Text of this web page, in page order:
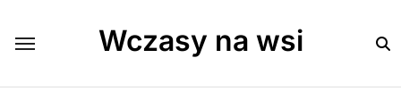
content
Wczasy na wsi